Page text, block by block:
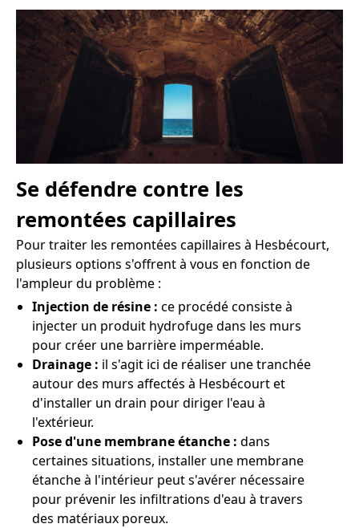
Se défendre contre les
remontées capillaires
Pour traiter les remontées capillaires à Hesbécourt,
plusieurs options s'offrent à vous en fonction de
l'ampleur du problème :
Injection de résine : ce procédé consiste à
injecter un produit hydrofuge dans les murs
pour créer une barrière imperméable.
Drainage : il s'agit ici de réaliser une tranchée
autour des murs affectés à Hesbécourt et
d'installer un drain pour diriger l'eau à
l'extérieur.
Pose d'une membrane étanche : dans
certaines situations, installer une membrane
étanche à l'intérieur peut s'avérer nécessaire
pour prévenir les infiltrations d'eau à travers
des matériaux poreux.